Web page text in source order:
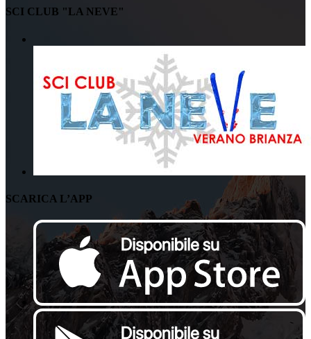
SCI CLUB "LA NEVE"
SCARICA L’APP